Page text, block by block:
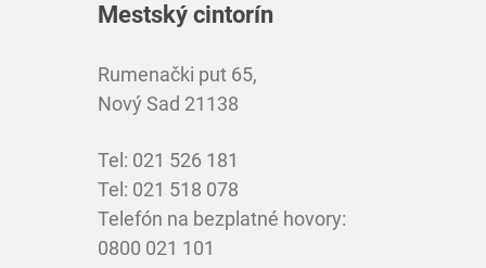
Mestský cintorín
Rumenački put 65,
Nový Sad 21138
Tel: 021 526 181
Tel: 021 518 078
Telefón na bezplatné hovory:
0800 021 101